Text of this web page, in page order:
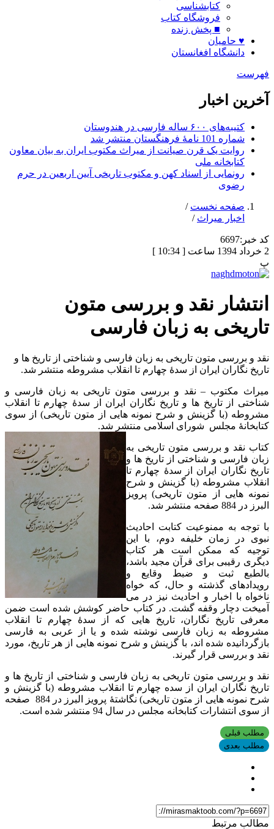
کتابشناسی
فروشگاه کتاب
■ پخش زنده
♥ حامیان
دانشگاه افغانستان
فهرست
آخرین اخبار
کتیبه‌های ۶۰۰ ساله فارسی در هندوستان
شماره 101 نامۀ فرهنگستان منتشر شد
روایت یک قرن صیانت از میراث مکتوب ایران به بیان معاون
کتابخانه ملی
رونمایی از اسناد کهن و مکتوب تاریخی آیین اربعین در حرم
رضوی
صفحه نخست /
اخبار میراث /
کد خبر:6697
2 خرداد 1394 ساعت [ 10:34 ]
پ
انتشار نقد و بررسی متون
تاریخی به زبان فارسی
نقد و بررسی متون تاریخی به زبان فارسی و شناختی از تاریخ ها و
تاریخ نگاران ایران از سدۀ چهارم تا انقلاب مشروطه منتشر شد.
میراث مکتوب – نقد و بررسی متون تاریخی به زبان فارسی و
شناختی از تاریخ ها و تاریخ نگاران ایران از سدۀ چهارم تا انقلاب
مشروطه (با گزینش و شرح نمونه هایی از متون تاریخی) از سوی
کتابخانۀ مجلس شورای اسلامی منتشر شد.
کتاب نقد و بررسی متون تاریخی به
زبان فارسی و شناختی از تاریخ ها و
تاریخ نگاران ایران از سدۀ چهارم تا
انقلاب مشروطه (با گزینش و شرح
نمونه هایی از متون تاریخی) پرویز
البرز در 884 صفحه منتشر شد.
با توجه به ممنوعیت کتابت احادیث
نبوی در زمان خلیفه دوم، با این
توجیه که ممکن است هر کتاب
دیگری رقیبی برای قرآن مجید باشد،
بالطبع ثبت و ضبط وقایع و
رویدادهای گذشته و حال، که خواه
ناخواه با اخبار و احادیث نیز در می
آمیخت دچار وقفه گشت. در کتاب حاضر کوشش شده است ضمن
معرفی تاریخ نگاران، تاریخ هایی که از سدۀ چهارم تا انقلاب
مشروطه به زبان فارسی نوشته شده و یا از عربی به فارسی
بازگردانیده شده اند، با گزینش و شرح نمونه هایی از هر تاریخ، مورد
نقد و بررسی قرار گیرند.
نقد و بررسی متون تاریخی به زبان فارسی و شناختی از تاریخ ها و
تاریخ نگاران ایران از سده چهارم تا انقلاب مشروطه (با گزینش و
شرح نمونه هایی از متون تاریخی) نگاشتۀ پرویز البرز در 884 صفحه
از سوی انتشارات کتابخانه مجلس در سال 94 منتشر شده است.
مطلب قبلی
مطلب بعدی
مطالب مرتبط